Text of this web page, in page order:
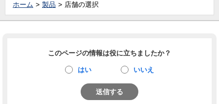
ホーム 製品 店舗の選択
このページの情報は役に立ちましたか？
はい いいえ
送信する